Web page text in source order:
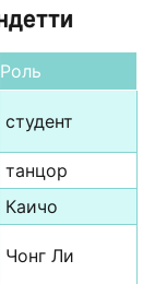
Роль
студент
танцор
Каичо
Чонг Ли